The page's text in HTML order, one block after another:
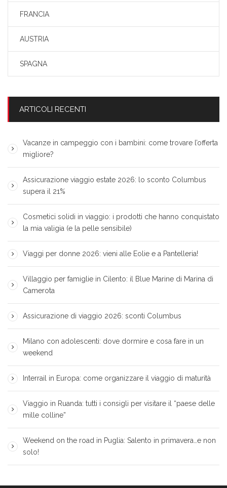
FRANCIA
AUSTRIA
SPAGNA
ARTICOLI RECENTI
Vacanze in campeggio con i bambini: come trovare l’offerta
migliore?
Assicurazione viaggio estate 2026: lo sconto Columbus
supera il 21%
Cosmetici solidi in viaggio: i prodotti che hanno conquistato
la mia valigia (e la pelle sensibile)
Viaggi per donne 2026: vieni alle Eolie e a Pantelleria!
Villaggio per famiglie in Cilento: il Blue Marine di Marina di
Camerota
Assicurazione di viaggio 2026: sconti Columbus
Milano con adolescenti: dove dormire e cosa fare in un
weekend
Interrail in Europa: come organizzare il viaggio di maturità
Viaggio in Ruanda: tutti i consigli per visitare il “paese delle
mille colline”
Weekend on the road in Puglia: Salento in primavera…e non
solo!